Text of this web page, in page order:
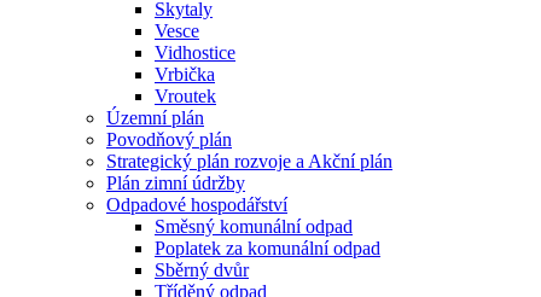
Skytaly
Vesce
Vidhostice
Vrbička
Vroutek
Územní plán
Povodňový plán
Strategický plán rozvoje a Akční plán
Plán zimní údržby
Odpadové hospodářství
Směsný komunální odpad
Poplatek za komunální odpad
Sběrný dvůr
Tříděný odpad